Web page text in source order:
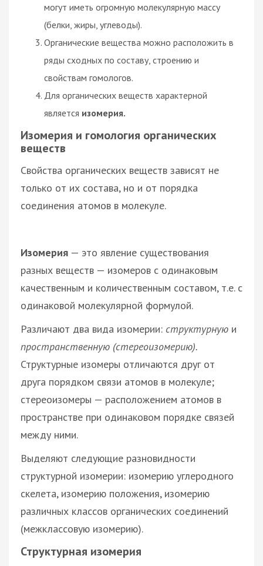
могут иметь огромную молекулярную массу
(белки, жиры, углеводы).
Органические вещества можно расположить в
ряды сходных по составу, строению и
свойствам гомологов.
Для органических веществ характерной
является изомерия.
Изомерия и гомология органических
веществ
Свойства органических веществ зависят не
только от их состава, но и от порядка
соединения атомов в молекуле.
Изомерия — это явление существования
разных веществ — изомеров с одинаковым
качественным и количественным составом, т.е. с
одинаковой молекулярной формулой.
Различают два вида изомерии: структурную и
пространственную (стереоизомерию).
Структурные изомеры отличаются друг от
друга порядком связи атомов в молекуле;
стереоизомеры — расположением атомов в
пространстве при одинаковом порядке связей
между ними.
Выделяют следующие разновидности
структурной изомерии: изомерию углеродного
скелета, изомерию положения, изомерию
различных классов органических соединений
(межклассовую изомерию).
Структурная изомерия